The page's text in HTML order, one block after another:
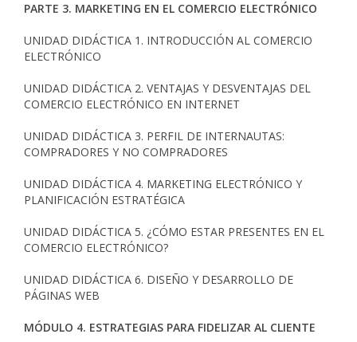
PARTE 3. MARKETING EN EL COMERCIO ELECTRÓNICO
UNIDAD DIDÁCTICA 1. INTRODUCCIÓN AL COMERCIO
ELECTRÓNICO
UNIDAD DIDÁCTICA 2. VENTAJAS Y DESVENTAJAS DEL
COMERCIO ELECTRÓNICO EN INTERNET
UNIDAD DIDÁCTICA 3. PERFIL DE INTERNAUTAS:
COMPRADORES Y NO COMPRADORES
UNIDAD DIDÁCTICA 4. MARKETING ELECTRÓNICO Y
PLANIFICACIÓN ESTRATÉGICA
UNIDAD DIDÁCTICA 5. ¿CÓMO ESTAR PRESENTES EN EL
COMERCIO ELECTRÓNICO?
UNIDAD DIDÁCTICA 6. DISEÑO Y DESARROLLO DE
PÁGINAS WEB
MÓDULO 4. ESTRATEGIAS PARA FIDELIZAR AL CLIENTE